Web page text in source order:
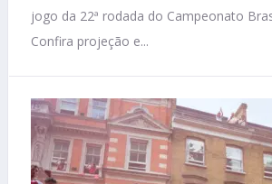
jogo da 22ª rodada do Campeonato
Confira projeção e...